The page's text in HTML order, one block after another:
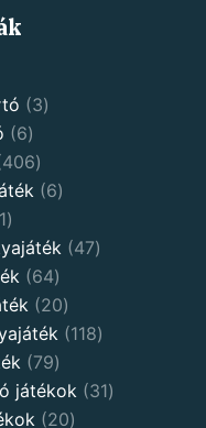
33
66
products
406406
products
66
11
products4747
6464
products
2020
products
118118
7979
products
játékok 3131
2020